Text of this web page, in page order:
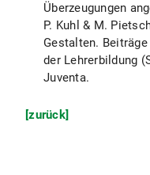
Überzeugungen
P. Kuhl & M.
Gestalten.
der Lehrerbildung
Juventa.
[zurück]